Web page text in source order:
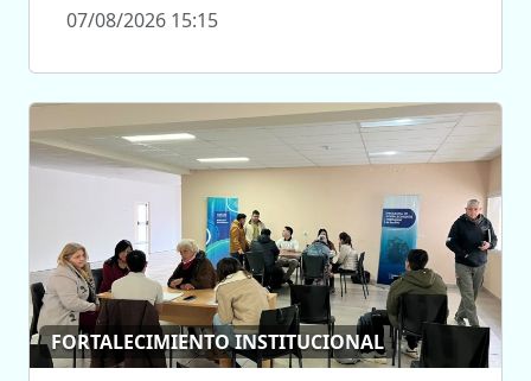
07/08/2026 15:15
FORTALECIMIENTO INSTITUCIONAL